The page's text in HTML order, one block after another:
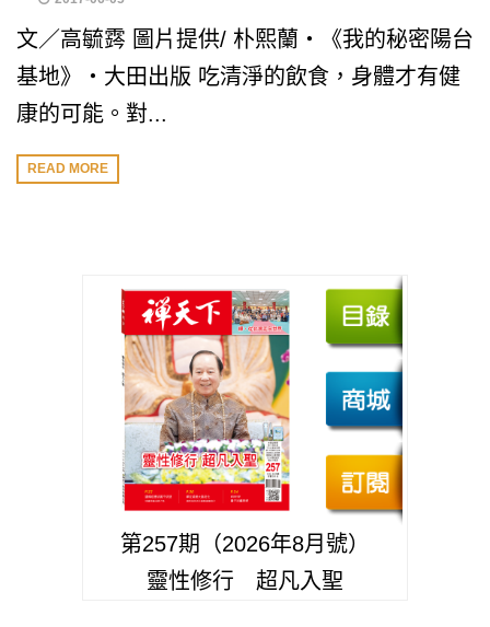
文／高毓霠 圖片提供/ 朴熙蘭‧《我的秘密陽台
基地》‧大田出版 吃清淨的飲食，身體才有健
康的可能。對...
READ MORE
第257期（2026年8月號）
靈性修行 超凡入聖